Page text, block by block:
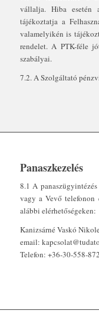
vállalja. Hiba esetén
tájékoztatja a
valamelyikén is
rendelet. A PTK-féle
szabályai.
7.2. A Szolgáltató
Panaszkezelés
8.1 A
vagy a Vevő telefonon
alábbi elérhetőségeken:
Kanizsárné Vaskó
email:
Telefon: +36-30-558-